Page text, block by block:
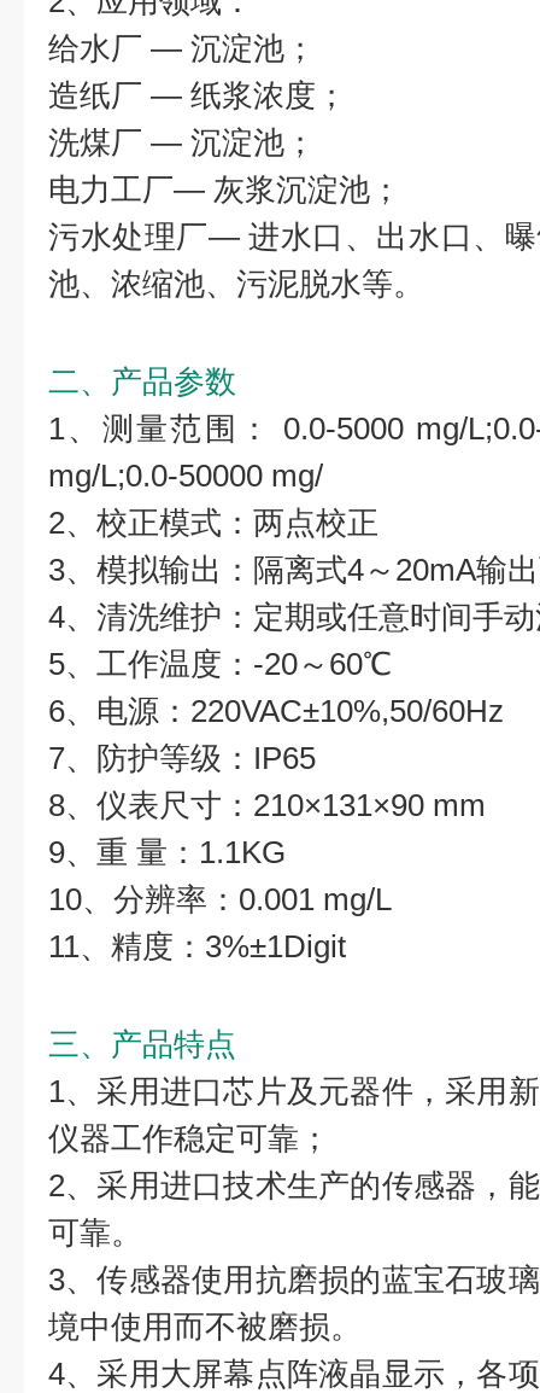
给水厂 — 沉淀池；
造纸厂 — 纸浆浓度；
洗煤厂 — 沉淀池；
电力工厂— 灰浆沉淀池；
污水处理厂— 进水口、出水口、
池、浓缩池、污泥脱水等。
二、产品参数
1、测量范围： 0.0-5000 mg/
mg/L;0.0-50000 mg/
2、校正模式：两点校正
3、模拟输出：隔离式4～20mA输
4、清洗维护：定期或任意时间手
5、工作温度：-20～60℃
6、电源：220VAC±10%,50/60Hz
7、防护等级：IP65
8、仪表尺寸：210×131×90 mm
9、重 量：1.1KG
10、分辨率：0.001 mg/L
11、精度：3%±1Digit
三、产品特点
1、采用进口芯片及元器件，采用
仪器工作稳定可靠；
2、采用进口技术生产的传感器，
可靠。
3、传感器使用抗磨损的蓝宝石玻
境中使用而不被磨损。
4、采用大屏幕点阵液晶显示，各